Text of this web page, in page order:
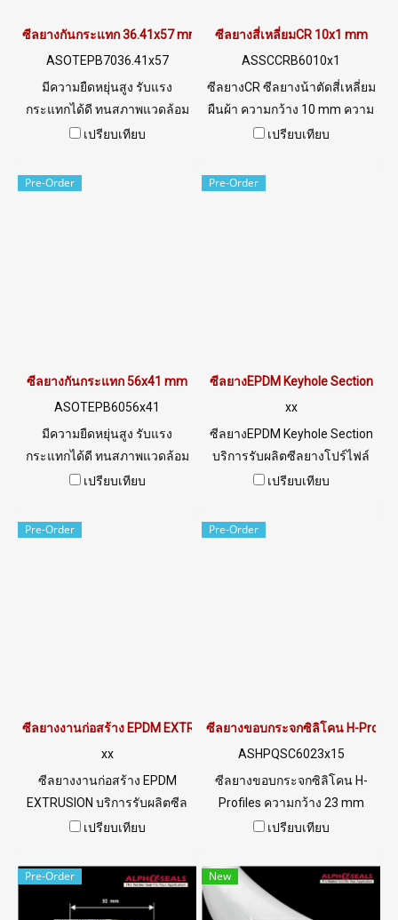
ซีลยางกันกระแทก 36.41x57 mm
ASOTEPB7036.41x57
มีความยืดหยุ่นสูง รับแรง
กระแทกได้ดี ทนสภาพแวดล้อม
ดีเยี่ยม ทนUV แสงแดด โอโซน
กลางแจ้ง Tel: 022577145 /
เปรียบเทียบ
ซีลยางสี่เหลี่ยมCR 10x1 mm
ASSCCRB6010x1
ซีลยางCR ซีลยางน้าตัดสี่เหลี่ยม
ผืนผ้า ความกว้าง 10 mm ความ
หนา 1 mm Tel: 0 2257 7145 /
@ptiglobal
เปรียบเทียบ
Pre-Order
ซีลยางกันกระแทก 56x41 mm
ASOTEPB6056x41
มีความยืดหยุ่นสูง รับแรง
กระแทกได้ดี ทนสภาพแวดล้อม
ดีเยี่ยม ทนUV แสงแดด โอโซน
กลางแจ้ง Tel: 022577145 /
เปรียบเทียบ
Pre-Order
ซีลยางEPDM Keyhole Section
xx
ซีลยางEPDM Keyhole Section
บริการรับผลิตซีลยางโปร์ไฟล์
Tel: 022577145 / 0926568846
เปรียบเทียบ
Pre-Order
ซีลยางงานก่อสร้าง EPDM EXTRUSION
xx
ซีลยางงานก่อสร้าง EPDM
EXTRUSION บริการรับผลิตซีล
ยางก่อสร้าง Tel: 022577145 /
@ptiglobal
เปรียบเทียบ
Pre-Order
ซีลยางขอบกระจกซิลิโคน H-
ASHPQSC6023x15
ซีลยางขอบกระจกซิลิโคน H-
Profiles ความกว้าง 23 mm
ความสูง 15 mm ร่อง 17.5 mm
LINE@ : @ptiglobal
เปรียบเทียบ
Pre-Order New